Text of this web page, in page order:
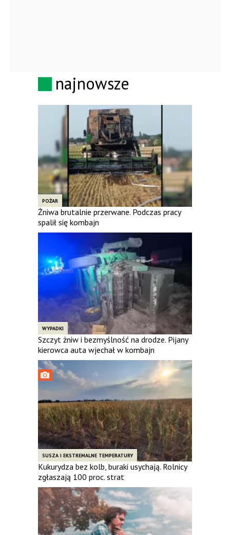
najnowsze
POŻAR
Żniwa brutalnie przerwane. Podczas pracy
spalił się kombajn
WYPADKI
Szczyt żniw i bezmyślność na drodze. Pijany
kierowca auta wjechał w kombajn
SUSZA I EKSTREMALNE TEMPERATURY
Kukurydza bez kolb, buraki usychają. Rolnicy
zgłaszają 100 proc. strat